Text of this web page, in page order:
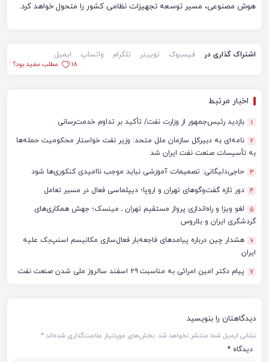
هوش مصنوعی، مسیر توسعه تجهیزات نظامی کشور را متحول خواهد کرد.
اشتراک گذاری در فیسبوک توییتر تلگرام واتساپ
ایمیل
18
مطلب مفید بود؟
اخبار مرتبط
1 بازدید رئیس‌جمهور از وزارت نفت/ تأکید بر تداوم خدمت‌رسانی
2
نامه‌ای به دبیرکل سازمان ملل متحد: وزیر نفت خواستار محکومیت حمله‌ها
به تأسیسات صنعت نفت ایران شد
3 حاجی‌دلیگانی: تصمیمات آموزشی نباید موجب ناامیدی کنکوری‌ها شود
4 دور تازه گفت‌وگوهای تهران و اروپا؛ دیپلماسی فعال در مسیر تعامل
5
لغو ویزا و راه‌اندازی پرواز مستقیم تهران ـ مینسک؛ جهش همکاری‌های
گردشگری ایران و بلاروس
6
هشدار چین درباره پیامدهای فاجعه‌بار فعال‌سازی مکانیسم اسنپ‌بک علیه
ایران
7 پیام دکتر امین امرائی به مناسبت ۲۹ اسفند سالروز ملی شدن صنعت نفت
دیدگاهتان را بنویسید
نشانی ایمیل شما منتشر نخواهد شد. بخش‌های موردنیاز علامت‌گذاری شده‌اند*
دیدگاه *